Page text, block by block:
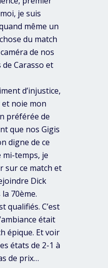
je suis
même un
du match
de nos
Carasso et
d’injustice,
noie mon
préférée de
que nos Gigis
digne de ce
mi-temps, je
sur ce match et
Dick
70ème.
qualifiés. C’est
était
épique. Et voir
états de 2-1 à
de prix…